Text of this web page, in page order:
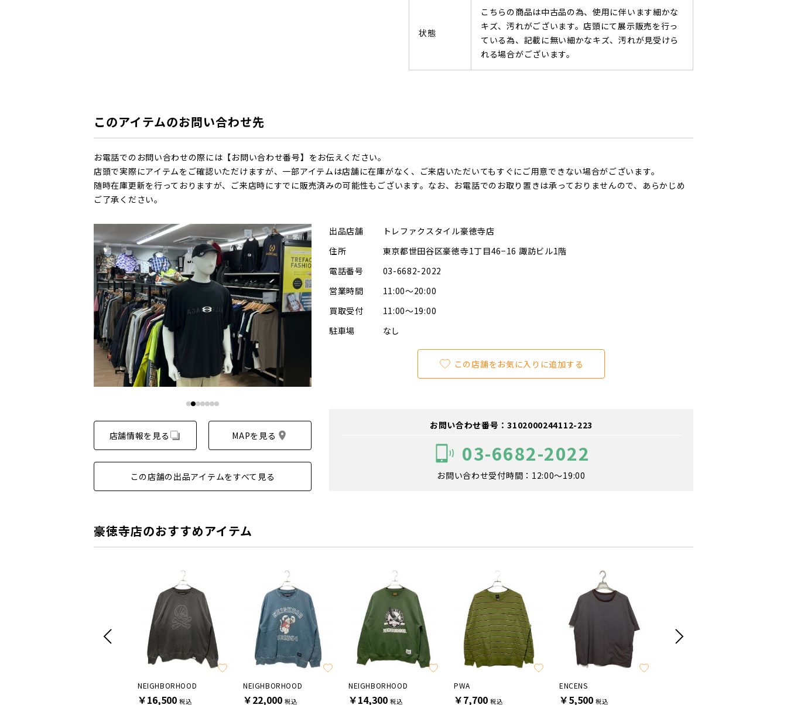
状態
こちらの商品は中古品の為、使用に伴います細かな
キズ、汚れがございます。店頭にて展示販売を行っ
ている為、記載に無い細かなキズ、汚れが見受けら
れる場合がございます。
このアイテムのお問い合わせ先
お電話でのお問い合わせの際には【お問い合わせ番号】をお伝えください。
店頭で実際にアイテムをご確認いただけますが、一部アイテムは店舗に在庫がなく、ご来店いただいてもすぐにご用意できない場合がございます。
随時在庫更新を行っておりますが、ご来店時にすでに販売済みの可能性もございます。なお、お電話でのお取り置きは承っておりませんので、あらかじめ
ご了承ください。
店舗情報を見る MAPを見る
この店舗の出品アイテムをすべて見る
出品店舗
トレファクスタイル豪徳寺店
住所
東京都世田谷区豪徳寺1丁目46−16 諏訪ビル1階
電話番号
03-6682-2022
営業時間
11:00～20:00
買取受付
11:00～19:00
駐車場
なし
この店舗をお気に入りに追加する
お問い合わせ番号：3102000244112-223
03-6682-2022
お問い合わせ受付時間：12:00～19:00
豪徳寺店のおすすめアイテム
NEIGHBORHOOD
￥16,500 税込
NEIGHBORHOOD
￥22,000 税込
NEIGHBORHOOD
￥14,300 税込
PWA
￥7,700 税込
ENCENS
￥5,500 税込